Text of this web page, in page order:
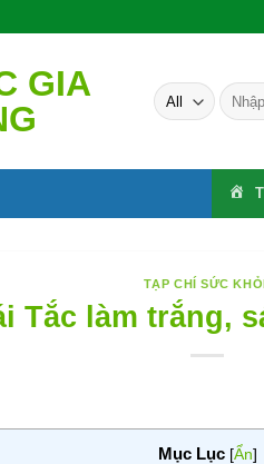
Tìm
kiếm:
TẠP CHÍ SỨC
Tắc làm trắng,
Mục Lục [Ẩn]